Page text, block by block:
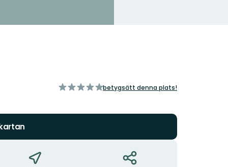
av
betygsätt denna plats!